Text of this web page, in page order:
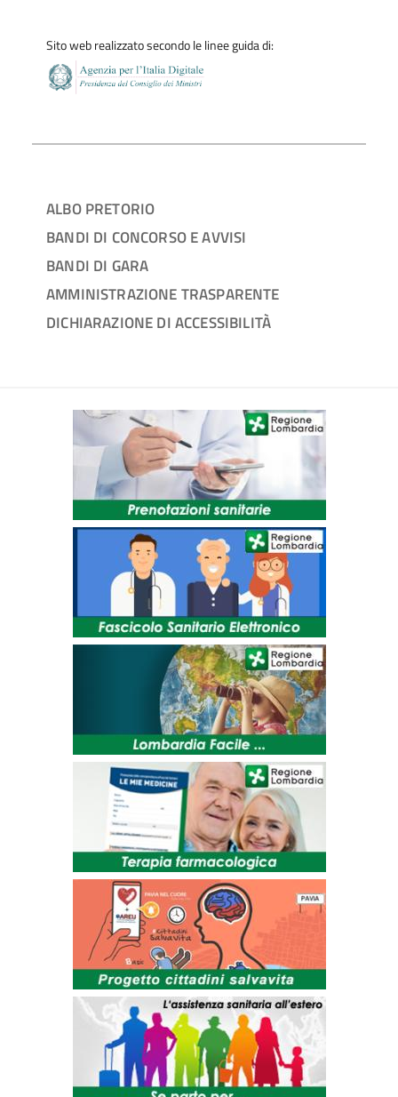
Sito web realizzato secondo le linee guida di:
ALBO PRETORIO
BANDI DI CONCORSO E AVVISI
BANDI DI GARA
AMMINISTRAZIONE TRASPARENTE
DICHIARAZIONE DI ACCESSIBILITÀ